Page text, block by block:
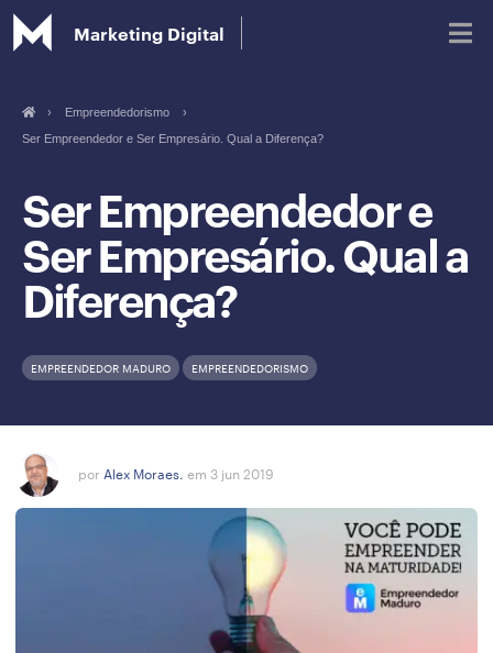
Marketing Digital
Glossário de Marketing Digital
› Empreendedorismo
›
Ser Empreendedor e Ser Empresário. Qual a Diferença?
Ser Empreendedor e
Ser Empresário. Qual a
Diferença?
EMPREENDEDOR MADURO EMPREENDEDORISMO
por Alex Moraes. em 3 jun 2019